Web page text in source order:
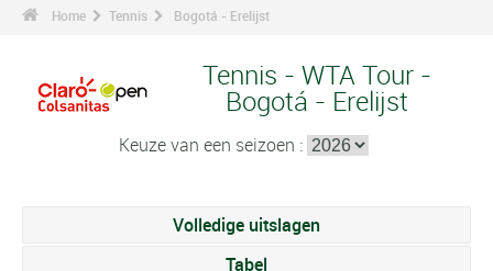
Home Tennis Bogotá - Erelijst
Tennis - WTA Tour -
Bogotá - Erelijst
Keuze van een seizoen :
Volledige uitslagen
Tabel